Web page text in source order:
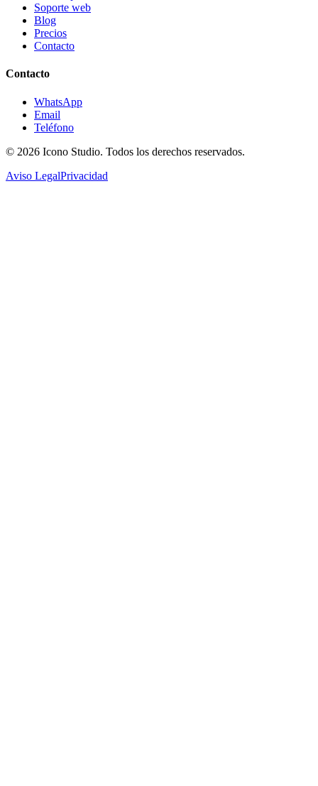
Soporte web
Blog
Precios
Contacto
Contacto
WhatsApp
Email
Teléfono
© 2026 Icono Studio. Todos los derechos reservados.
Aviso LegalPrivacidad